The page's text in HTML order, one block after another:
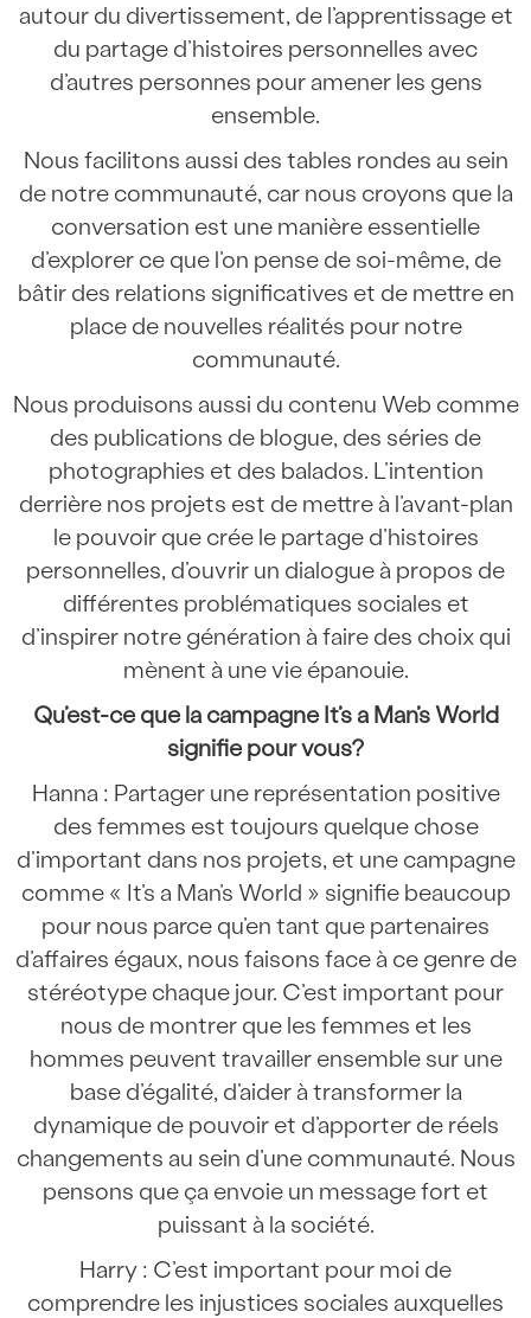
autour du divertissement, de l’apprentissage et
du partage d’histoires personnelles avec
d’autres personnes pour amener les gens
ensemble.
Nous facilitons aussi des tables rondes au sein
de notre communauté, car nous croyons que la
conversation est une manière essentielle
d’explorer ce que l’on pense de soi-même, de
bâtir des relations significatives et de mettre en
place de nouvelles réalités pour notre
communauté.
Nous produisons aussi du contenu Web comme
des publications de blogue, des séries de
photographies et des balados. L’intention
derrière nos projets est de mettre à l’avant-plan
le pouvoir que crée le partage d’histoires
personnelles, d’ouvrir un dialogue à propos de
différentes problématiques sociales et
d’inspirer notre génération à faire des choix qui
mènent à une vie épanouie.
Qu’est-ce que la campagne It’s a Man’s World
signifie pour vous?
Hanna : Partager une représentation positive
des femmes est toujours quelque chose
d’important dans nos projets, et une campagne
comme « It’s a Man’s World » signifie beaucoup
pour nous parce qu’en tant que partenaires
d’affaires égaux, nous faisons face à ce genre de
stéréotype chaque jour. C’est important pour
nous de montrer que les femmes et les
hommes peuvent travailler ensemble sur une
base d’égalité, d’aider à transformer la
dynamique de pouvoir et d’apporter de réels
changements au sein d’une communauté. Nous
pensons que ça envoie un message fort et
puissant à la société.
Harry : C’est important pour moi de
comprendre les injustices sociales auxquelles